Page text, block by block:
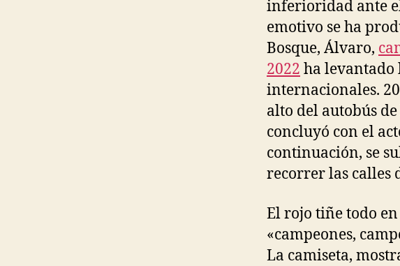
inferioridad ante
emotivo se ha
Bosque, Álvaro,
2022 ha levantado
internacionales.
alto del autobús
concluyó con el
continuación, se
recorrer las calles
El rojo tiñe todo
«campeones,
La camiseta,